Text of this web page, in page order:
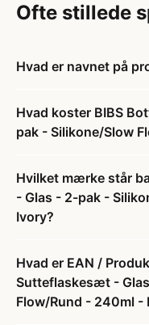
Ofte stillede
Hvad er navnet på
Hvad koster BIBS
pak - Silikone/Slow
Hvilket mærke står
- Glas - 2-pak -
Ivory?
Hvad er EAN /
Sutteflaskesæt -
Flow/Rund - 240ml -